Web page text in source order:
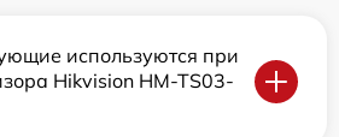
используются при
Hikvision HM-TS03-